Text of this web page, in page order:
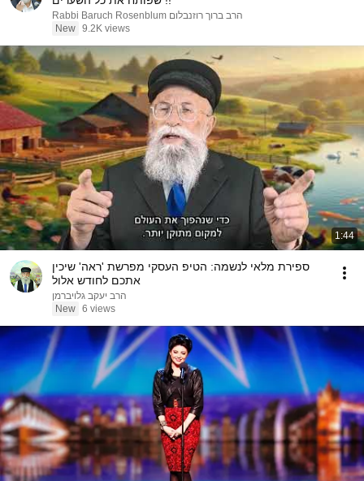
הרב ברוך רוזנבלום Rabbi Baruch Rosenblum
New 9.2K views
1:44
ספירת מלאי לנשמה: הטיפ העסקי מפרשת 'ראה' שיכין
אתכם לחודש אלול
הרב יעקב גלויברמן
New 6 views